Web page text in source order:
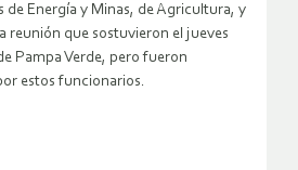
de Energía y Minas, de Agricultura, y
reunión que sostuvieron el jueves
Pampa Verde, pero fueron
estos funcionarios.